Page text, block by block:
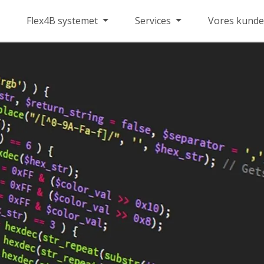
Flex4B systemet Services Vores